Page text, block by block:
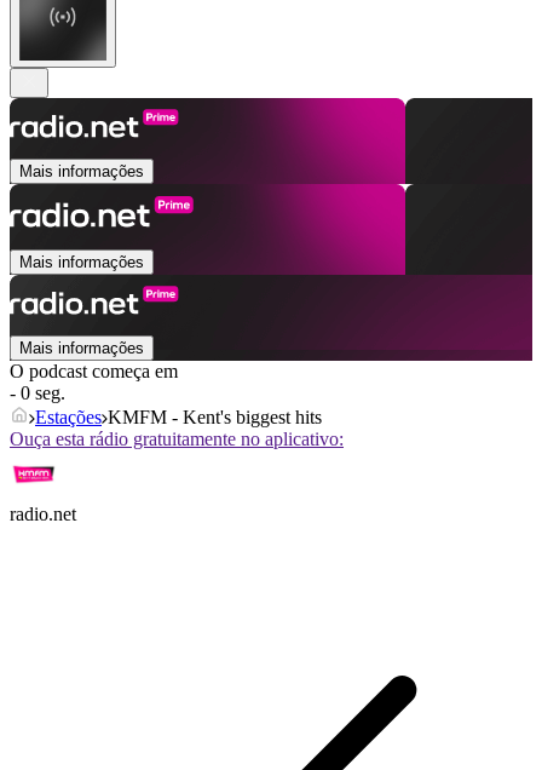
Mais informações
Mais informações
Mais informações
O podcast começa em
- 0 seg.
Estações KMFM - Kent's biggest hits
Ouça esta rádio gratuitamente no aplicativo:
radio.net